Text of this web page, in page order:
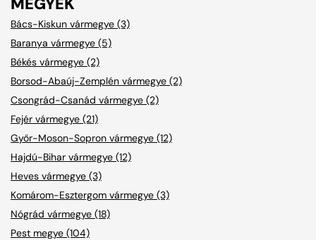
Bács-Kiskun vármegye (3)
Baranya vármegye (5)
Békés vármegye (2)
Borsod-Abaúj-Zemplén vármegye (2)
Csongrád-Csanád vármegye (2)
Fejér vármegye (21)
Győr-Moson-Sopron vármegye (12)
Hajdú-Bihar vármegye (12)
Heves vármegye (3)
Komárom-Esztergom vármegye (3)
Nógrád vármegye (18)
Pest megye (104)